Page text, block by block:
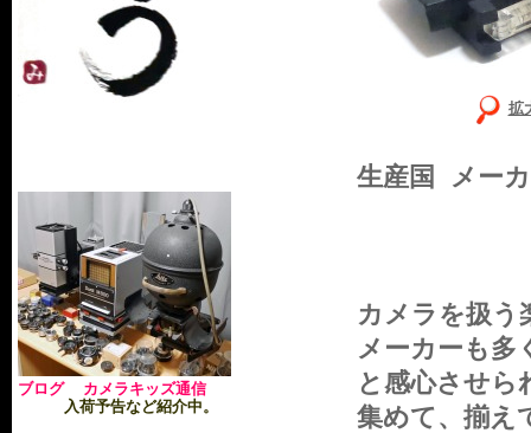
ブログ カメラキッズ通信
入荷予告など紹介中。
拡
生産国 メー
カメラを扱う
メーカーも多
と感心させ
集めて、揃え